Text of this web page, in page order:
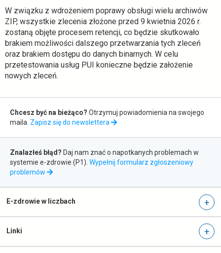
w
i
e
r
a
s
i
ę
w
e
c
W związku z wdrożeniem poprawy obsługi wielu archiwów
ZIP, wszystkie zlecenia złożone przed 9 kwietnia 2026 r.
zostaną objęte procesem retencji, co będzie skutkowało
brakiem możliwości dalszego przetwarzania tych zleceń
oraz brakiem dostępu do danych binarnych. W celu
przetestowania usług PUI konieczne będzie założenie
nowych zleceń.
Zapis
do
newslettera
Chcesz być na bieżąco? Otrzymuj powiadomienia na swojego
maila. Zapisz się do newslettera
Zgłaszanie
błędów
Znalazłeś błąd? Daj nam znać o napotkanych problemach w
systemie e-zdrowie (P1). Wypełnij formularz zgłoszeniowy
problemów
otwiera
nowej
E-zdrowie w liczbach
Linki